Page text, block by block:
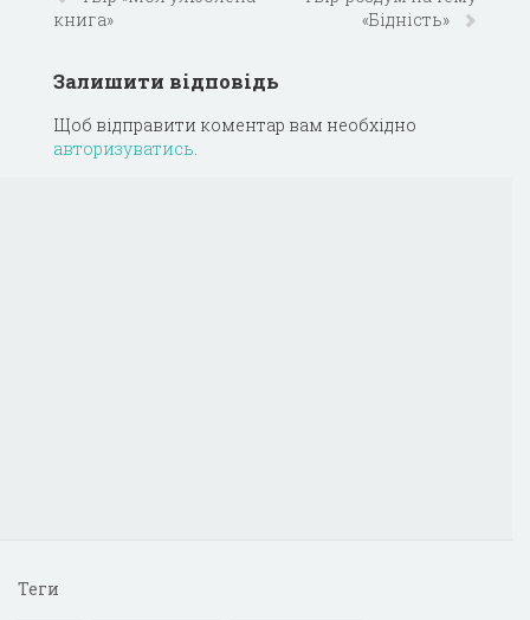
книга»
«Бідність»
Залишити відповідь
Щоб відправити коментар вам необхідно
авторизуватись.
Теги